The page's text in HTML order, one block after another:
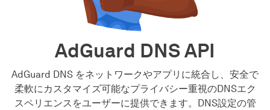
AdGuard DNS API
AdGuard DNS をネットワークやアプリに統合し、安全で
柔軟にカスタマイズ可能なプライバシー重視のDNSエク
スペリエンスをユーザーに提供できます。DNS設定の管